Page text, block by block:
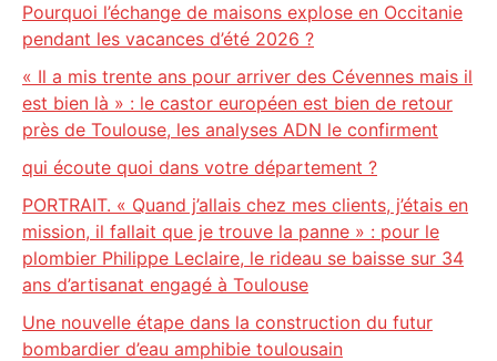
Pourquoi l’échange de maisons explose en Occitanie
pendant les vacances d’été 2026 ?
« Il a mis trente ans pour arriver des Cévennes mais il
est bien là » : le castor européen est bien de retour
près de Toulouse, les analyses ADN le confirment
qui écoute quoi dans votre département ?
PORTRAIT. « Quand j’allais chez mes clients, j’étais en
mission, il fallait que je trouve la panne » : pour le
plombier Philippe Leclaire, le rideau se baisse sur 34
ans d’artisanat engagé à Toulouse
Une nouvelle étape dans la construction du futur
bombardier d’eau amphibie toulousain